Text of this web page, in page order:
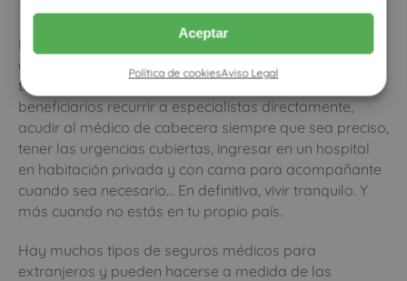
Aceptar
Política de cookiesAviso Legal
Los seguros médicos privados, además de
obligatorios en los casos citados para los extranjeros,
tienen muchas ventajas, como el que facilitan a sus
beneficiarios recurrir a especialistas directamente,
acudir al médico de cabecera siempre que sea preciso,
tener las urgencias cubiertas, ingresar en un hospital
en habitación privada y con cama para acompañante
cuando sea necesario… En definitiva, vivir tranquilo. Y
más cuando no estás en tu propio país.
Hay muchos tipos de seguros médicos para
extranjeros y pueden hacerse a medida de las